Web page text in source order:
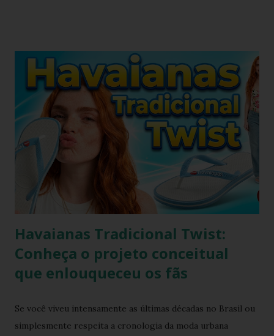
será molhado e exposto ao sol, sendo assim o chinelo pode
encolher de 1 a 2 cm. A comprovação é simples, se você
utilizar o chinelo adquirido no ano passado você verá que
ele está mais justo ao seu pé e se comprar um novo e
medir com o antigo a diferença irá aparecer também,
portanto não se assustem, chinelo de borracha encolhe
sim! * Fonte:
https://www.facebook.com/stillozcuritiba/posts/5438109
29037645 Logo temos que ter o cuidado de comprar os
chi...
Havaianas Tradicional Twist:
Conheça o projeto conceitual
que enlouqueceu os fãs
Se você viveu intensamente as últimas décadas no Brasil ou
simplesmente respeita a cronologia da moda urbana